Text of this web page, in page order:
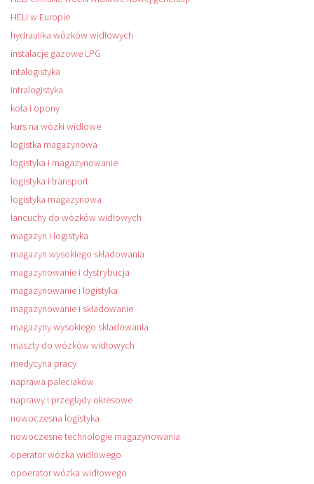
HELI w Europie
hydraulika wózków widłowych
instalacje gazowe LPG
intalogistyka
intralogistyka
koła i opony
kurs na wózki widłowe
logistka magazynowa
logistyka i magazynowanie
logistyka i transport
logistyka magazynowa
łancuchy do wózków widłowych
magazyn i logistyka
magazyn wysokiego składowania
magazynowanie i dystrybucja
magazynowanie i logistyka
magazynowanie i składowanie
magazyny wysokiego składowania
maszty do wózków widłowych
medycyna pracy
naprawa paleciaków
naprawy i przeglądy okresowe
nowoczesna logistyka
nowoczesne technologie magazynowania
operator wózka widłowego
opoerator wózka widłowego